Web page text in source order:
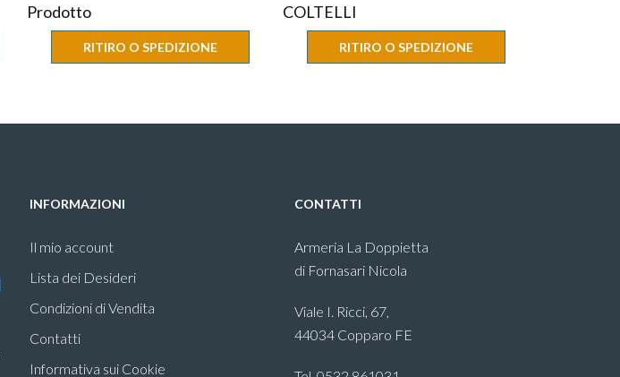
Prodotto
RITIRO O SPEDIZIONE
COLTELLI
RITIRO O SPEDIZIONE
INFORMAZIONI
Il mio account
Lista dei Desideri
Condizioni di Vendita
Contatti
Informativa sui Cookie
CONTATTI
Armeria La Doppietta
di Fornasari Nicola
Viale I. Ricci, 67,
44034 Copparo FE